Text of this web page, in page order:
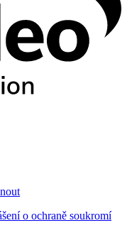
o ochraně soukromí